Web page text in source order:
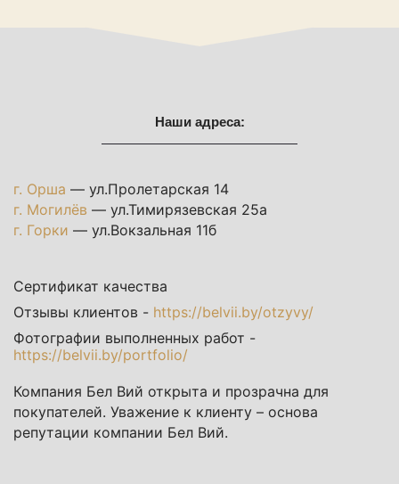
Наши адреса:
г. Орша — ул.Пролетарская 14
г. Могилёв — ул.Тимирязевская 25а
г. Горки — ул.Вокзальная 11б
Сертификат качества
Отзывы клиентов - https://belvii.by/otzyvy/
Фотографии выполненных работ -
https://belvii.by/portfolio/
Компания Бел Вий открыта и прозрачна для
покупателей. Уважение к клиенту – основа
репутации компании Бел Вий.